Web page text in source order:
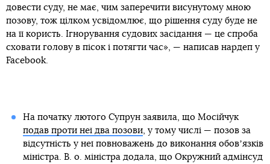
довести суду, не має, чим заперечити висунутому мною
позову, тож цілком усвідомлює, що рішення суду буде не
на її користь. Ігнорування судових засідання — це спроба
сховати голову в пісок і потягти час», — написав нардеп у
Facebook.
На початку лютого Супрун заявила, що Мосійчук
подав проти неї два позови, у тому числі — позов за
відсутність у неї повноважень до виконання обовʼязків
міністра. В. о. міністра додала, що Окружний адмінсуд